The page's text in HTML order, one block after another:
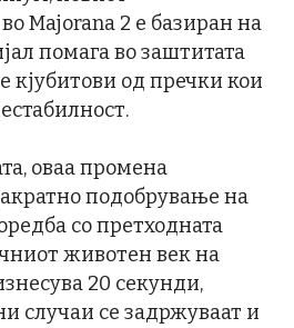
Majorana 2 е базиран на
помага во заштитата
кјубитови од пречки кои
оваа промена
подобрување на
со претходната
животен век на
20 секунди,
случаи се задржуваат и